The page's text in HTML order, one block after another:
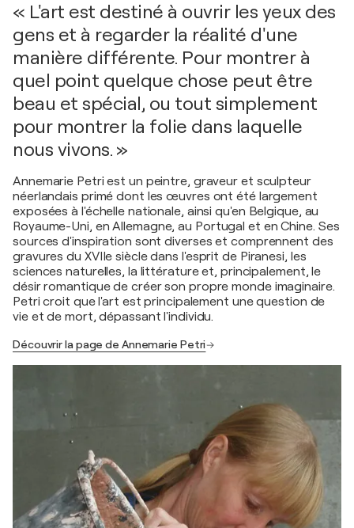
« L'art est destiné à ouvrir les yeux des
gens et à regarder la réalité d'une
manière différente. Pour montrer à
quel point quelque chose peut être
beau et spécial, ou tout simplement
pour montrer la folie dans laquelle
nous vivons. »
Annemarie Petri est un peintre, graveur et sculpteur
néerlandais primé dont les œuvres ont été largement
exposées à l'échelle nationale, ainsi qu'en Belgique, au
Royaume-Uni, en Allemagne, au Portugal et en Chine. Ses
sources d'inspiration sont diverses et comprennent des
gravures du XVIIe siècle dans l'esprit de Piranesi, les
sciences naturelles, la littérature et, principalement, le
désir romantique de créer son propre monde imaginaire.
Petri croit que l'art est principalement une question de
vie et de mort, dépassant l'individu.
Découvrir la page de Annemarie Petri